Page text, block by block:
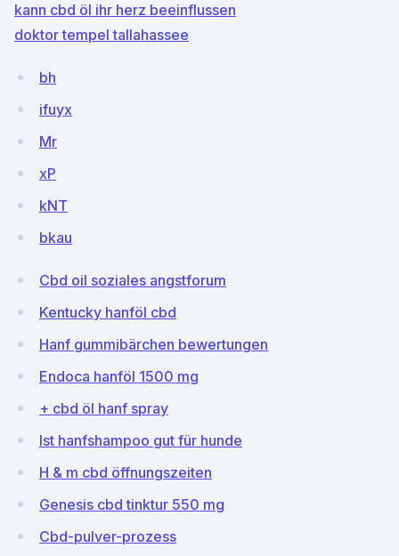
kann cbd öl ihr herz beeinflussen
doktor tempel tallahassee
bh
ifuyx
Mr
xP
kNT
bkau
Cbd oil soziales angstforum
Kentucky hanföl cbd
Hanf gummibärchen bewertungen
Endoca hanföl 1500 mg
+ cbd öl hanf spray
Ist hanfshampoo gut für hunde
H & m cbd öffnungszeiten
Genesis cbd tinktur 550 mg
Cbd-pulver-prozess